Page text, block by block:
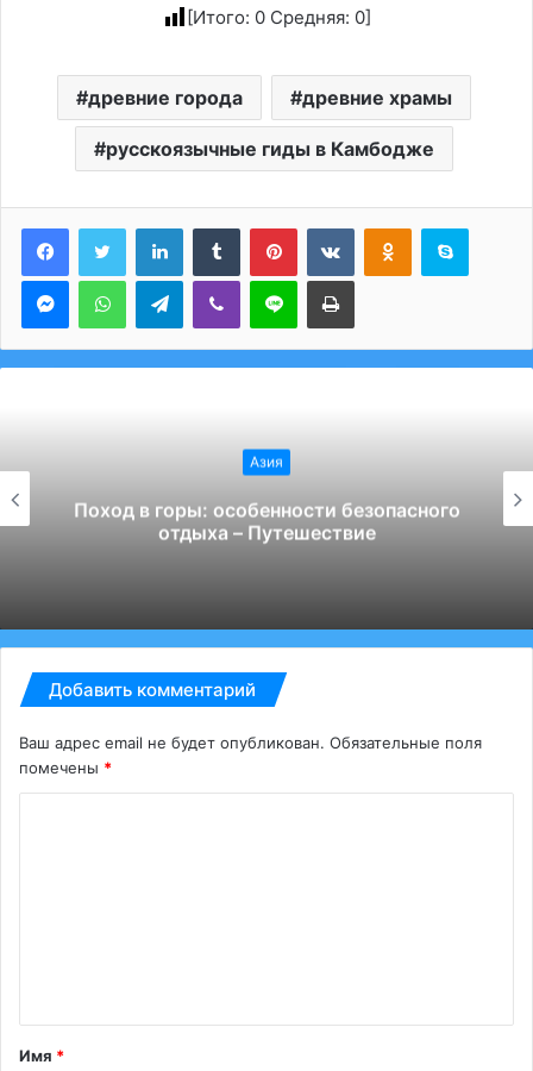
[Итого: 0Средняя: 0]
древние города древние храмы
русскоязычные гиды в Камбодже
LinkedInTumblr PinterestВконтактеОдноклассники
Skype
MessengerWhatsAppTelegramViber Line Печатать
Азия
GetRentacar: решение транспортного
вопроса в любом уголке планеты –
Путешествие
Добавить комментарий
Ваш адрес email не будет опубликован. Обязательные поля
помечены *
т
а
Имя *